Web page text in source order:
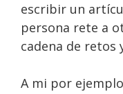
escribir un
persona rete a
cadena de retos
A mi por